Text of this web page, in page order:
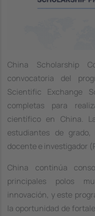
China Scholarship
convocatoria del
Scientific Exchange
completas para
científico en China.
estudiantes de
docente e investigador
China continúa
principales polos
innovación, y este
la oportunidad de